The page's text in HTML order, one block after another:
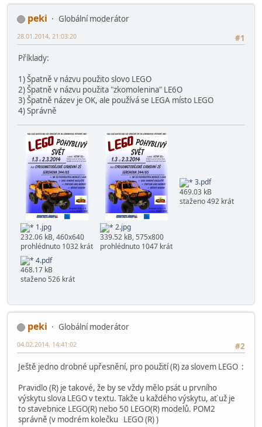
peki
Globální moderátor
#1
28.01.2014, 21:03:20
Příklady:
1) Špatně v názvu použito slovo LEGO
2) Špatně v názvu použita "zkomolenina" LE6O
3) Špatně název je OK, ale používá se LEGA místo LEGO
4) Správně
1.jpg
232.06 kB, 460x640
prohlédnuto 1032 krát
2.jpg
339.52 kB, 575x800
prohlédnuto 1047 krát
3.pdf
469.03 kB
staženo 492 krát
4.pdf
468.17 kB
staženo 526 krát
peki
Globální moderátor
#2
04.02.2014, 14:41:02
Ještě jedno drobné upřesnění, pro použití (R) za slovem LEGO :
Pravidlo (R) je takové, že by se vždy mělo psát u prvního
výskytu slova LEGO v textu. Takže u každého výskytu, ať už je
to stavebnice LEGO(R) nebo 50 LEGO(R) modelů. POM2
správně (v modrém kolečku LEGO (R) )